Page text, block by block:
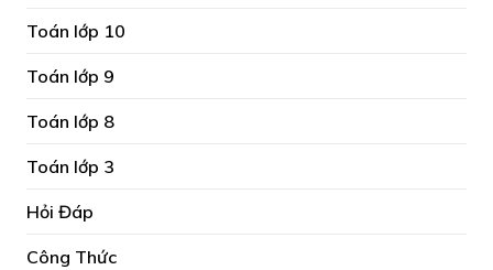
Toán lớp 10
Toán lớp 9
Toán lớp 8
Toán lớp 3
Hỏi Đáp
Công Thức